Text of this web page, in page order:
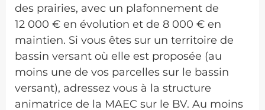
des prairies, avec un plafonnement de
12 000 € en évolution et de 8 000 € en
maintien. Si vous êtes sur un territoire de
bassin versant où elle est proposée (au
moins une de vos parcelles sur le bassin
versant), adressez vous à la structure
animatrice de la MAEC sur le BV. Au moins